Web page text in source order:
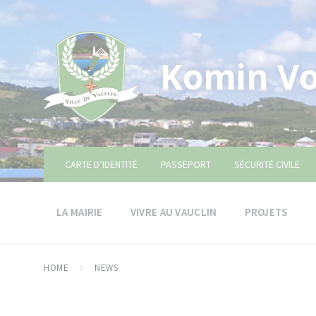
Komin
CARTE D’IDENTITÉ PASSEPORT SÉCURITÉ CIVILE
LA MAIRIE VIVRE AU VAUCLIN PROJETS
HOME NEWS